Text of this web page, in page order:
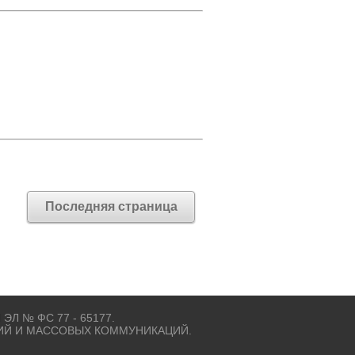
Последняя страница
ЭЛ № ФС 77 - 65177.
И МАССОВЫХ КОММУНИКАЦИЙ.